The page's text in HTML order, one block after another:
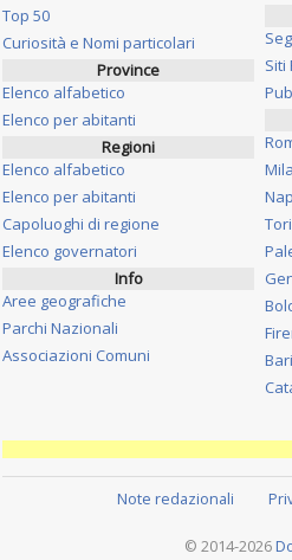
Top 50
Curiosità e Nomi particolari
Province
Elenco alfabetico
Elenco per abitanti
Regioni
Elenco alfabetico
Elenco per abitanti
Capoluoghi di regione
Elenco governatori
Info
Aree geografiche
Parchi Nazionali
Associazioni Comuni
Siti
Bari
Note redazionali
© 2014-2026